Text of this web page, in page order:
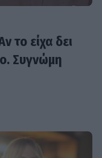
το είχα δει
Συγνώμη